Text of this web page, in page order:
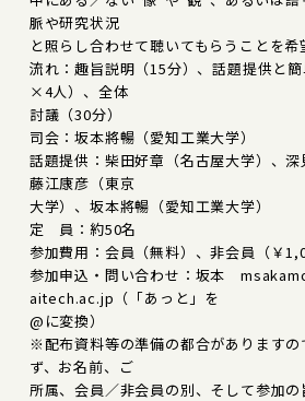
脈や研究状況
と照らし合わせて聴いてもらうことを希
流れ：趣旨説明（15分）、話題提供と
×4人）、全体
討議（30分）
司会：坂本將暢（愛知工業大学）
話題提供：柴田好章（名古屋大学）、深
藤江康彦（東京
大学）、坂本將暢（愛知工業大学）
定 員：約50名
参加費用：会員（無料）、非会員（￥
参加申込・問い合わせ：坂本
aitech.ac.jp（「あっと」を
@に変換）
※配布資料等の準備の都合がありますの
ず、お名前、ご
所属、会員／非会員の別、そして参加の